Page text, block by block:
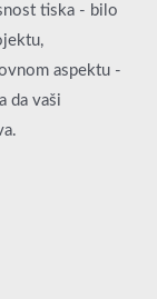
tiska - bilo
aspektu -
da vaši